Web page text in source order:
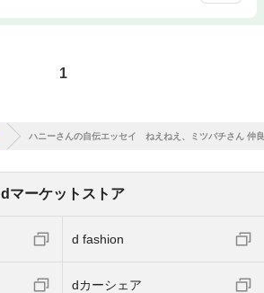
1
ハニーさんの自伝エッセイ ねえねえ、ミツバチさん 仲
dマーケットストア
d fashion
dカーシェア